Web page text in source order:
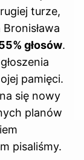
turze,
głosów.
pamięci.
się nowy
planów
pisaliśmy.